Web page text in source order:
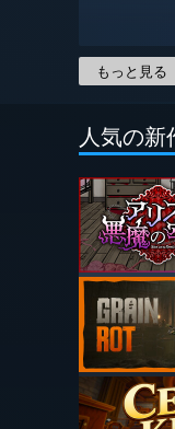
もっと見る
人気の新